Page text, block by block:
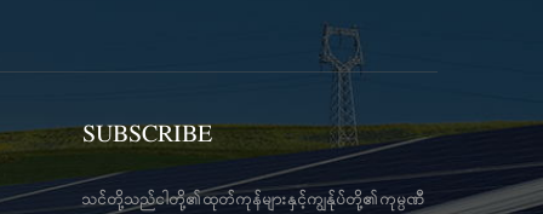
SUBSCRIBE
သင်တို့သည်ငါတို့၏ထုတ်ကုန်များနှင့်ကျွန်ုပ်တို့၏ကုမ္ပဏီ